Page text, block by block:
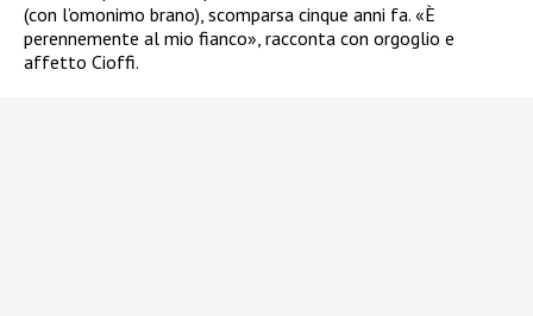
(con l’omonimo brano), scomparsa cinque anni fa. «È
perennemente al mio fianco», racconta con orgoglio e
affetto Cioffi.